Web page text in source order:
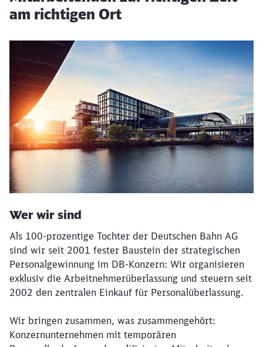
am richtigen Ort
Wer wir sind
Als 100-prozentige Tochter der Deutschen Bahn AG
sind wir seit 2001 fester Baustein der strategischen
Personalgewinnung im DB-Konzern: Wir organisieren
exklusiv die Arbeitnehmerüberlassung und steuern seit
2002 den zentralen Einkauf für Personalüberlassung.
Wir bringen zusammen, was zusammengehört:
Konzernunternehmen mit temporären